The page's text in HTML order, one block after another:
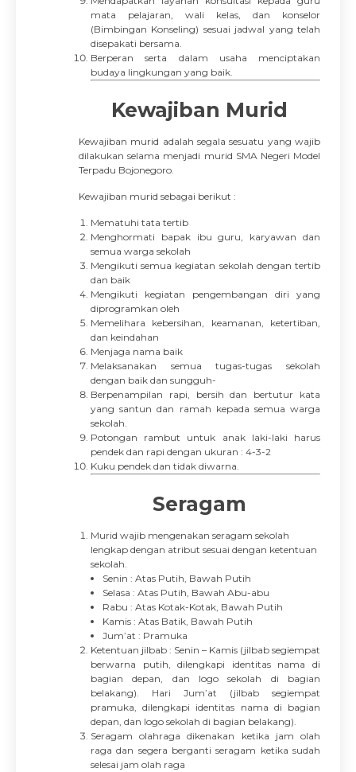
mata pelajaran, wali kelas, dan konselor
(Bimbingan Konseling) sesuai jadwal yang telah
disepakati bersama.
Berperan serta dalam usaha menciptakan
budaya lingkungan yang baik.
Kewajiban Murid
Kewajiban murid adalah segala sesuatu yang wajib
dilakukan selama menjadi murid SMA Negeri Model
Terpadu Bojonegoro.
Kewajiban murid sebagai berikut :
Mematuhi tata tertib
Menghormati bapak ibu guru, karyawan dan
semua warga sekolah
Mengikuti semua kegiatan sekolah dengan tertib
dan baik
Mengikuti kegiatan pengembangan diri yang
diprogramkan oleh
Memelihara kebersihan, keamanan, ketertiban,
dan keindahan
Menjaga nama baik
Melaksanakan semua tugas-tugas sekolah
dengan baik dan sungguh-
Berpenampilan rapi, bersih dan bertutur kata
yang santun dan ramah kepada semua warga
sekolah.
Potongan rambut untuk anak laki-laki harus
pendek dan rapi dengan ukuran : 4-3-2
Kuku pendek dan tidak diwarna.
Seragam
Murid wajib mengenakan seragam sekolah
lengkap dengan atribut sesuai dengan ketentuan
sekolah.
Senin : Atas Putih, Bawah Putih
Selasa : Atas Putih, Bawah Abu-abu
Rabu : Atas Kotak-Kotak, Bawah Putih
Kamis : Atas Batik, Bawah Putih
Jum’at : Pramuka
Ketentuan jilbab : Senin – Kamis (jilbab segiempat
berwarna putih, dilengkapi identitas nama di
bagian depan, dan logo sekolah di bagian
belakang). Hari Jum’at (jilbab segiempat
pramuka, dilengkapi identitas nama di bagian
depan, dan logo sekolah di bagian belakang).
Seragam olahraga dikenakan ketika jam olah
raga dan segera berganti seragam ketika sudah
selesai jam olah raga